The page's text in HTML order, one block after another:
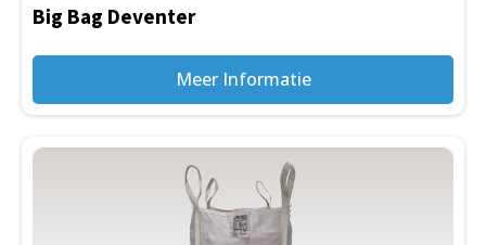
Big Bag Deventer
Meer Informatie